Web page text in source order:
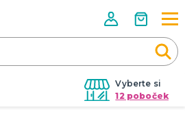
Vyberte si
12 poboček